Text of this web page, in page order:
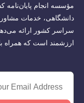
مؤسسه انجام
دانشگاهی، خدمات
سراسر کشور ارائه
ارزشمند است که همراه